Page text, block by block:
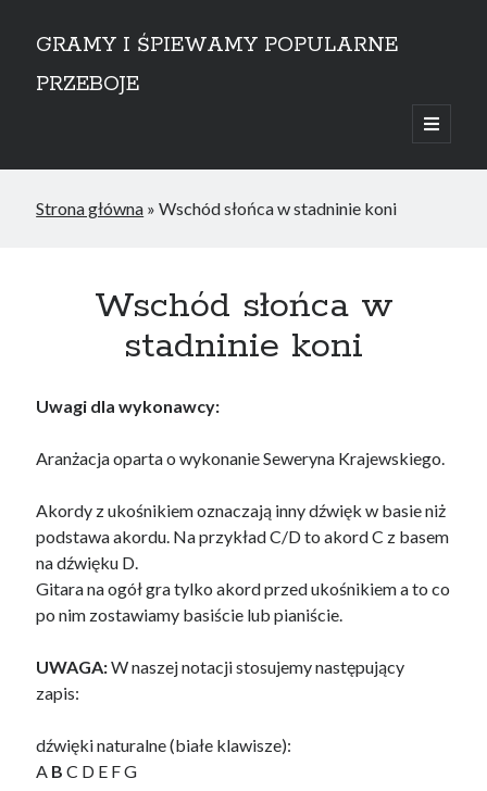
GRAMY I ŚPIEWAMY POPULARNE
PRZEBOJE
open
primary
Sidebar
Strona główna »Wschód słońca w stadninie koni
Wschód słońca w
stadninie koni
Uwagi dla wykonawcy:
Aranżacja oparta o wykonanie Seweryna Krajewskiego.
Akordy z ukośnikiem oznaczają inny dźwięk w basie niż
podstawa akordu. Na przykład C/D to akord C z basem
na dźwięku D.
Gitara na ogół gra tylko akord przed ukośnikiem a to co
po nim zostawiamy basiście lub pianiście.
UWAGA:W naszej notacji stosujemy następujący
zapis:
dźwięki naturalne (białe klawisze):
A B C D E F G